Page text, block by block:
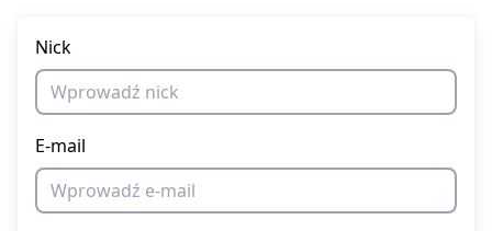
Nick
E-mail